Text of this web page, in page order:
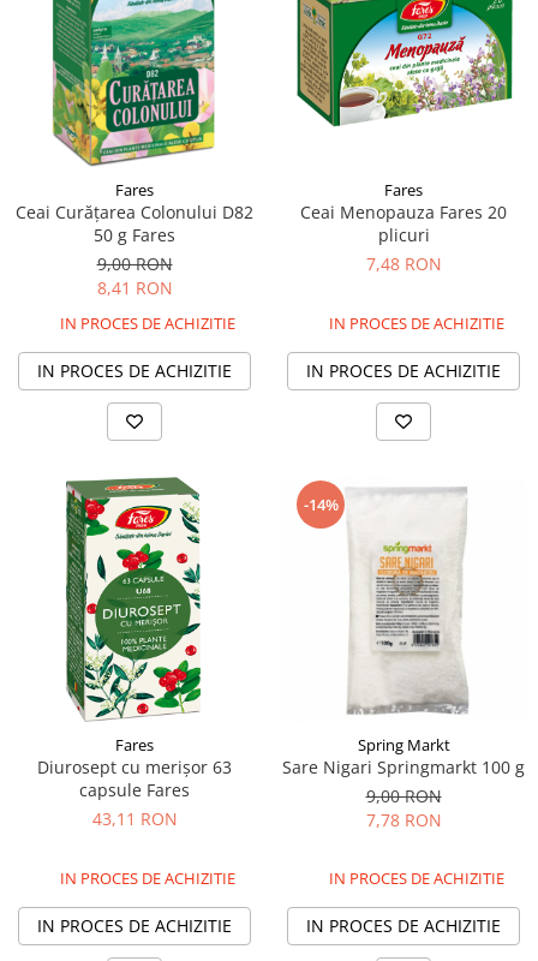
Fares
Ceai Curățarea Colonului D82
50 g Fares
9,00 RON
8,41 RON
IN PROCES DE ACHIZITIE
IN PROCES DE ACHIZITIE
Fares
Ceai Menopauza Fares 20
plicuri
7,48 RON
IN PROCES DE ACHIZITIE
IN PROCES DE ACHIZITIE
Fares
Diurosept cu merișor 63
capsule Fares
43,11 RON
IN PROCES DE ACHIZITIE
IN PROCES DE ACHIZITIE
-14%
Spring Markt
Sare Nigari Springmarkt 100 g
9,00 RON
7,78 RON
IN PROCES DE ACHIZITIE
IN PROCES DE ACHIZITIE